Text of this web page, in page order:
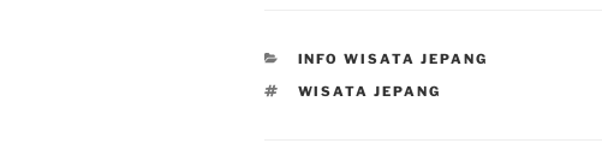
CATEGORIES
INFO WISATA JEPANG
TAGS
WISATA JEPANG